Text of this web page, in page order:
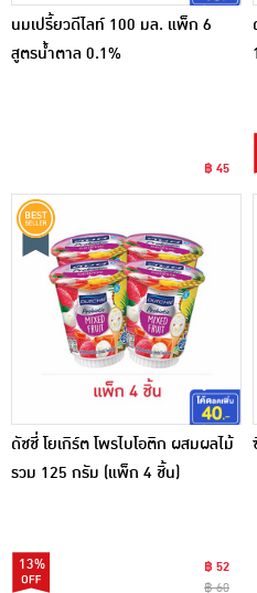
นมเปรี้ยวดีไลท์ 100 มล. แพ็ก 6
สูตรน้ำตาล 0.1%
฿ 45
ดัชชี่ โยเกิร์ต โพรไบโอติก ผสมผลไม้
รวม 125 กรัม (แพ็ก 4 ชิ้น)
13%
฿ 52
฿ 60